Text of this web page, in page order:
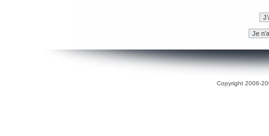
Copyright 2006-